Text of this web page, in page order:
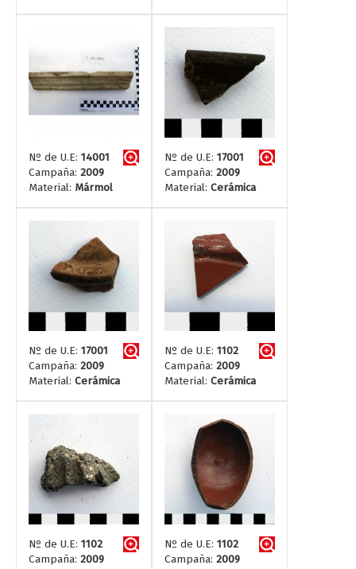
Nº de U.E: 14001
Campaña: 2009
Material: Mármol
Nº de U.E: 17001
Campaña: 2009
Material: Cerámica
Nº de U.E: 17001
Campaña: 2009
Material: Cerámica
Nº de U.E: 1102
Campaña: 2009
Material: Cerámica
Nº de U.E: 1102
Campaña: 2009
Nº de U.E: 1102
Campaña: 2009